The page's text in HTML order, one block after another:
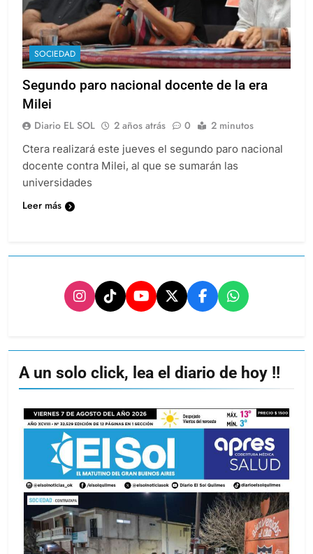
SOCIEDAD
Segundo paro nacional docente de la era
Milei
Diario EL SOL 2 años atrás 0 2 minutos
Ctera realizará este jueves el segundo paro nacional
docente contra Milei, al que se sumarán las
universidades
Leer más
A un solo click, lea el diario de hoy !!